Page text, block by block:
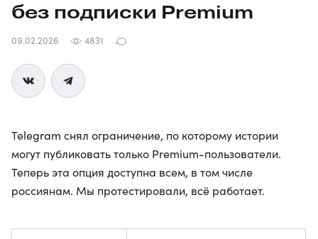
без подписки Premium
09.02.2026 4831
Telegram снял ограничение, по которому истории
могут публиковать только Premium-пользователи.
Теперь эта опция доступна всем, в том числе
россиянам. Мы протестировали, всё работает.